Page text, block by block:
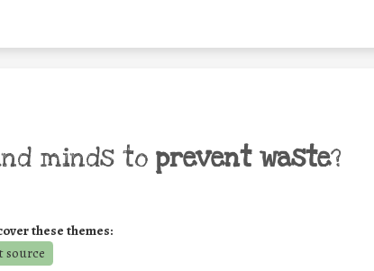
minds to prevent waste?
these themes:
source